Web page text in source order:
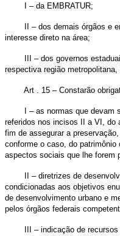
I – da EMBRATUR;
II – dos demais órgãos e
interesse direto na área;
III – dos governos
respectiva região metropolitana,
Art . 15 – Constarão
I – as normas que devam
referidos nos incisos II a VI, do
fim de assegurar a
conforme o caso, do
aspectos sociais que lhe forem
II – diretrizes de
condicionadas aos objetivos
de desenvolvimento urbano e
pelos órgãos federais
III – indicação de recursos